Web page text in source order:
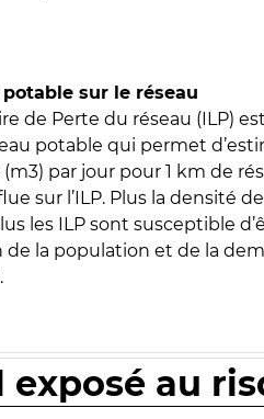
sur le réseau
de Perte du réseau (ILP)
potable qui permet
par jour pour 1 km de
sur l’ILP. Plus la densité
les ILP sont susceptible
la population et de la
au